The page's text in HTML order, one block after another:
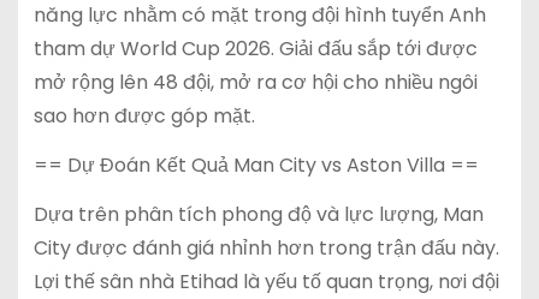
năng lực nhằm có mặt trong đội hình tuyển Anh
tham dự World Cup 2026. Giải đấu sắp tới được
mở rộng lên 48 đội, mở ra cơ hội cho nhiều ngôi
sao hơn được góp mặt.
== Dự Đoán Kết Quả Man City vs Aston Villa ==
Dựa trên phân tích phong độ và lực lượng, Man
City được đánh giá nhỉnh hơn trong trận đấu này.
Lợi thế sân nhà Etihad là yếu tố quan trọng, nơi đội